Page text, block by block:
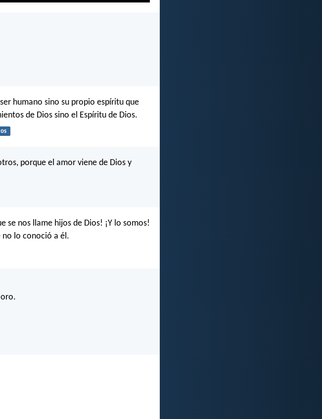
humano sino su propio espíritu que
de Dios sino el Espíritu de Dios.
porque el amor viene de Dios y
se nos llame hijos de Dios! ¡Y lo somos!
no lo conoció a él.